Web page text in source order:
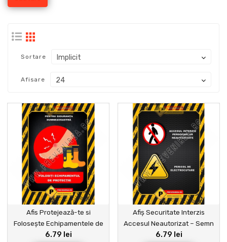
Sortare
Afisare
Afis Protejează-te si
Folosește Echipamentele de
Siguranță
6.79 lei
Afiș Securitate Interzis
Accesul Neautorizat – Semn
de Avertizare Vizibil
6.79 lei